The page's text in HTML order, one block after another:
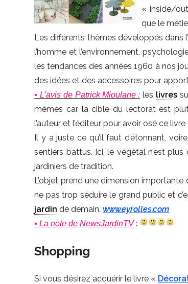
« inside/
que le
Les différents thèmes développés dans
l’homme et l’environnement,
les tendances des années 1960 à nos
des idées et des accessoires pour
• L’avis de Patrick Mioulane: les livres
mêmes car la cible du lectorat est
l’auteur et l’éditeur pour avoir osé ce
Il y a juste ce qu’il faut d’étonnant,
sentiers battus. Ici, le végétal n’est
jardiniers de tradition.
L’objet prend une dimension
ne pas trop séduire le grand public et
jardin de demain.www.eyrolles.com
• La note de NewsJardinTV :
Shopping
Si vous désirez acquérir le livre «